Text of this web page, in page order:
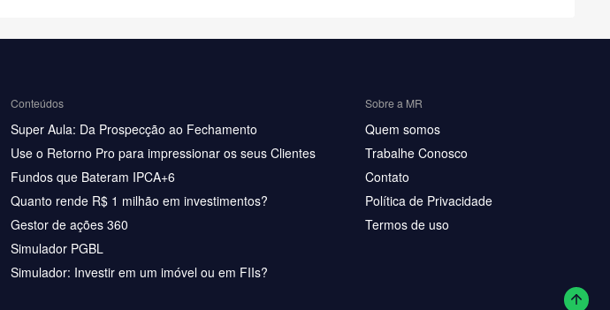
Conteúdos
Super Aula: Da Prospecção ao Fechamento
Use o Retorno Pro para impressionar os seus Clientes
Fundos que Bateram IPCA+6
Quanto rende R$ 1 milhão em investimentos?
Gestor de ações 360
Simulador PGBL
Simulador: Investir em um imóvel ou em FIIs?
Sobre a MR
Quem somos
Trabalhe Conosco
Contato
Política de Privacidade
Termos de uso